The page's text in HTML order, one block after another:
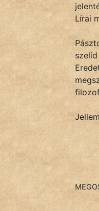
Monda
Regény
Vers
Lírai